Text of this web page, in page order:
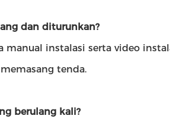
dan diturunkan?
instalasi serta video
tenda.
berulang kali?